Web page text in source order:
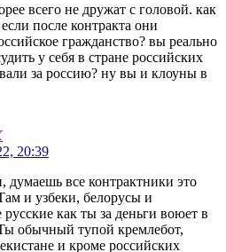
всего не дружат с головой. как
после контракта они
гражданство? вы реально
у себя в стране российских
за россию? ну вы и клоуны в
20:39
думаешь все контрактники это
и узбеки, белорусы и
русские как ты за деньги воюет в
обычный тупой кремлебот,
и кроме российских